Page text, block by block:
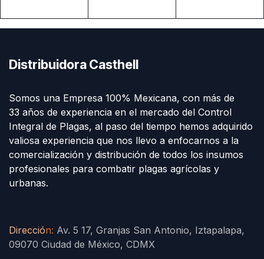
Distribuidora Casthell
Somos una Empresa 100% Mexicana, con más de
33 años de experiencia en el mercado del Control
Integral de Plagas, al paso del tiempo hemos adquirido
valiosa experiencia que nos llevo a enfocarnos a la
comercialización y distribución de todos los insumos
profesionales para combatir plagas agrícolas y
urbanas.
Dirección: Av. 5 17, Granjas San Antonio, Iztapalapa,
09070 Ciudad de México, CDMX